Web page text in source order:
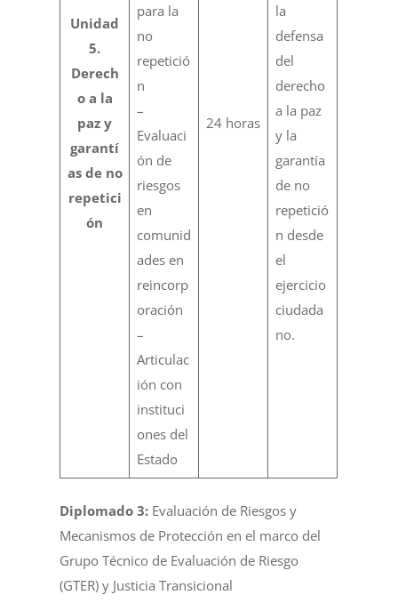
Unidad
5.
Derech
o a la
paz y
garantí
as de no
repetici
ón
para la
no
repetició
n
–
Evaluaci
ón de
riesgos
en
comunid
ades en
reincorp
oración
–
Articulac
ión con
instituci
ones del
Estado
24 horas
la
defensa
del
derecho
a la paz
y la
garantía
de no
repetició
n desde
el
ejercicio
ciudada
no.
Diplomado 3: Evaluación de Riesgos y
Mecanismos de Protección en el marco del
Grupo Técnico de Evaluación de Riesgo
(GTER) y Justicia Transicional